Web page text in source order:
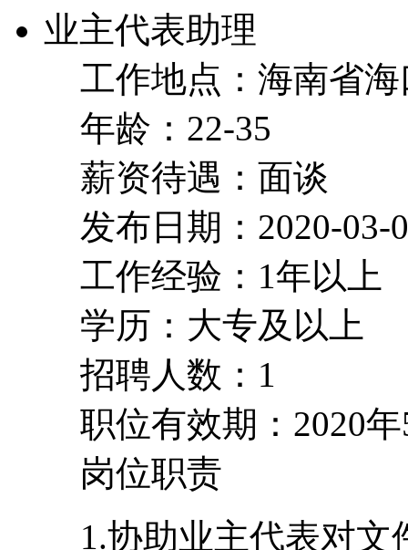
业主代表助理
工作地点：海南省
年龄：22-35
薪资待遇：面谈
发布日期：2020-03-
工作经验：1年以上
学历：大专及以上
招聘人数：1
职位有效期：2020
岗位职责
1.协助业主代表对